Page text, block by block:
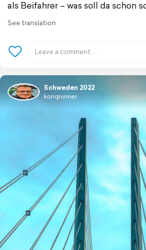
als Beifahrer – was soll da schon
See translation
Schweden 2022
konqrunner